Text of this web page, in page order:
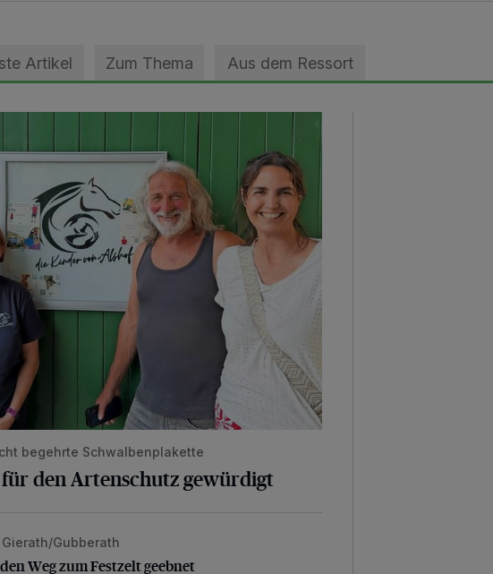
Artikel Zum Thema Aus dem Ressort
gewürdigt
begehrte Schwalbenplakette
den Artenschutz gewürdigt
Weg zum Festzelt geebnet
Gubberath
Weg zum Festzelt geebnet